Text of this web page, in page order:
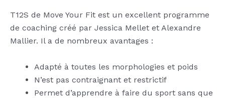
T12S de Move Your Fit est un excellent programme
de coaching créé par Jessica Mellet et Alexandre
Mallier. Il a de nombreux avantages :
Adapté à toutes les morphologies et poids
N’est pas contraignant et restrictif
Permet d’apprendre à faire du sport sans que